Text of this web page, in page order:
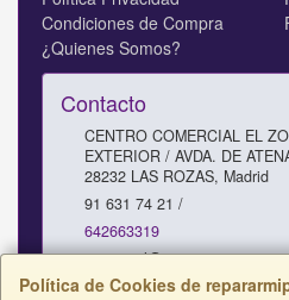
Política de Cookies de
Condiciones de Compra
¿Quienes Somos?
Contacto
CENTRO COMERCIAL EL
EXTERIOR / AVDA. DE
28232 LAS ROZAS, Madrid
91 631 74 21 /
642663319
comercial@repararmipc.com